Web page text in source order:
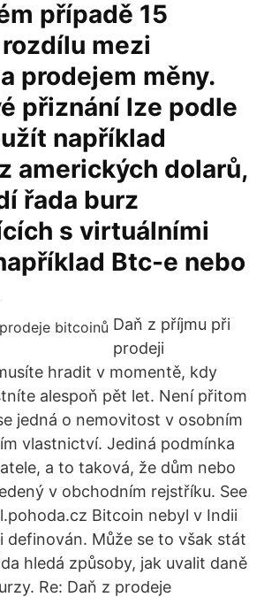
případě 15
mezi
prodejem měny.
přiznání lze podle
například
amerických dolarů,
řada burz
s virtuálními
Btc-e nebo
Daň z příjmu při
prodeji
hradit v momentě, kdy
alespoň pět let. Není přitom
jedná o nemovitost v osobním
vlastnictví. Jediná podmínka
a to taková, že dům nebo
v obchodním rejstříku. See
Bitcoin nebyl v Indii
definován. Může se to však stát
hledá způsoby, jak uvalit daně
Re: Daň z prodeje